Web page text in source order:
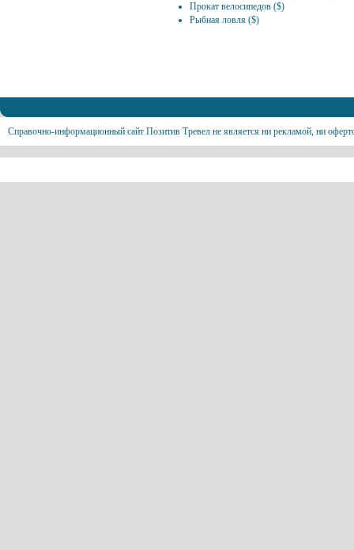
Прокат велосипедов ($)
Рыбная ловля ($)
Справочно-информационный сайт Позитив Тревел не является ни рекламой, ни